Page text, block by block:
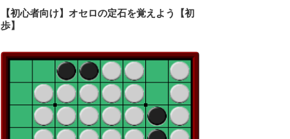
【初心者向け】オセロの定石を覚えよう【初
歩】